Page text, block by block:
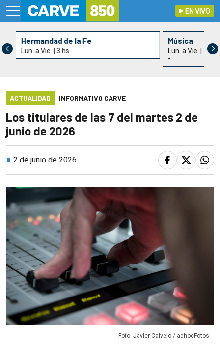
EN VIVO
Hermandad de la Fe
Lun. a Vie. | 3 hs
Música
Lun. a Vie. | 5 hs
-
ACTUALIDAD INFORMATIVO CARVE
Los titulares de las 7 del martes 2 de
junio de 2026
2 de junio de 2026
Foto: Javier Calvelo / adhocFotos